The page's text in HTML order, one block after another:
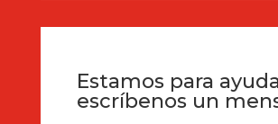
Estamos para
escríbenos un